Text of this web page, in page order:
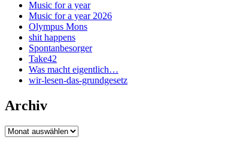
Music for a year
Music for a year 2026
Olympus Mons
shit happens
Spontanbesorger
Take42
Was macht eigentlich…
wir-lesen-das-grundgesetz
Archiv
Archiv